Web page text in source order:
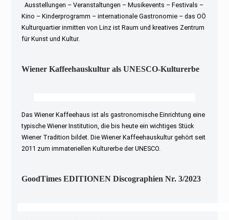
Ausstellungen – Veranstaltungen – Musikevents – Festivals –
Kino – Kinderprogramm – internationale Gastronomie – das OÖ
Kulturquartier inmitten von Linz ist Raum und kreatives Zentrum
für Kunst und Kultur.
Wiener Kaffeehauskultur als UNESCO-Kulturerbe
Das Wiener Kaffeehaus ist als gastronomische Einrichtung eine
typische Wiener Institution, die bis heute ein wichtiges Stück
Wiener Tradition bildet. Die Wiener Kaffeehauskultur gehört seit
2011 zum immateriellen Kulturerbe der UNESCO.
GoodTimes EDITIONEN Discographien Nr. 3/2023